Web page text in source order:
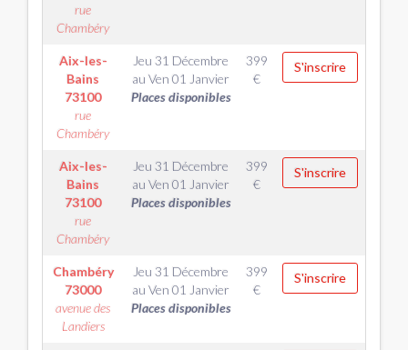
rue
Chambéry
Aix-les-
Bains
73100
rue
Chambéry
Jeu 31 Décembre
au Ven 01 Janvier
Places disponibles
399
€
S'inscrire
Aix-les-
Bains
73100
rue
Chambéry
Jeu 31 Décembre
au Ven 01 Janvier
Places disponibles
399
€
S'inscrire
Chambéry
73000
avenue des
Landiers
Jeu 31 Décembre
au Ven 01 Janvier
Places disponibles
399
€
S'inscrire